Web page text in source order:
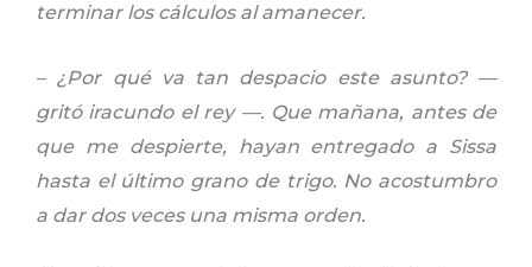
terminar los cálculos al amanecer.
– ¿Por qué va tan despacio este asunto? —
gritó iracundo el rey —. Que mañana, antes de
que me despierte, hayan entregado a Sissa
hasta el último grano de trigo. No acostumbro
a dar dos veces una misma orden.